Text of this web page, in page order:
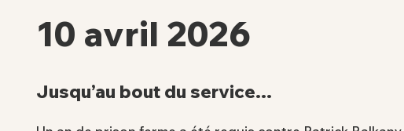
10 avril 2026
Jusqu’au bout du service…